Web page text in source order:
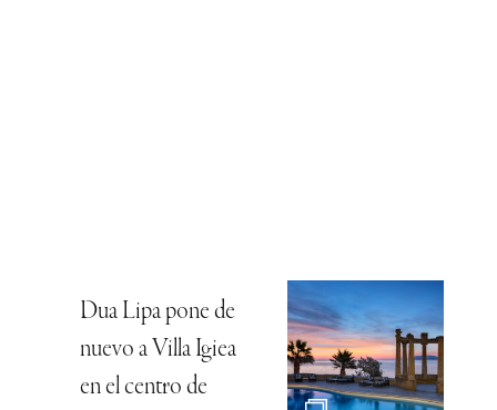
Dua Lipa pone de
nuevo a Villa Igiea
en el centro de